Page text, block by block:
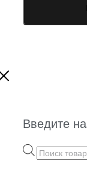
Введите
Поиск
товаров